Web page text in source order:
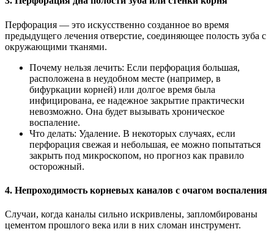
Перфорация — это искусственно созданное во время
предыдущего лечения отверстие, соединяющее полость зуба с
окружающими тканями.
Почему нельзя лечить: Если перфорация большая,
расположена в неудобном месте (например, в
бифуркации корней) или долгое время была
инфицирована, ее надежное закрытие практически
невозможно. Она будет вызывать хроническое
воспаление.
Что делать: Удаление. В некоторых случаях, если
перфорация свежая и небольшая, ее можно попытаться
закрыть под микроскопом, но прогноз как правило
осторожный.
4. Непроходимость корневых каналов с очагом воспаления
Случаи, когда каналы сильно искривлены, запломбированы
цементом прошлого века или в них сломан инструмент.